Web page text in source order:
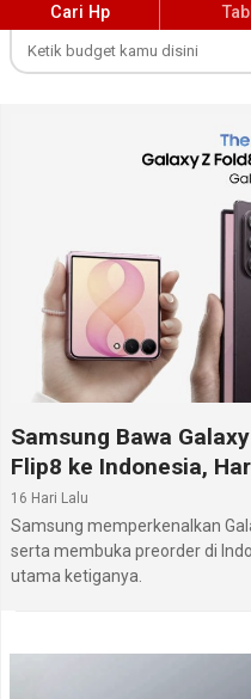
Cari Hp
Samsung Bawa
Flip8 ke Indonesia,
16 Hari Lalu
Samsung memperkenalkan
serta membuka preorder di
utama ketiganya.